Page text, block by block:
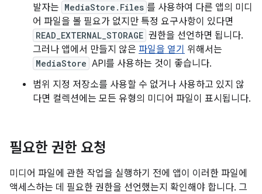
발자는 MediaStore.Files 를 사용하여 다른 앱의 미디
어 파일을 볼 필요가 없지만 특정 요구사항이 있다면
READ_EXTERNAL_STORAGE 권한을 선언하면 됩니다.
그러나 앱에서 만들지 않은 파일을 열기 위해서는
MediaStore API를 사용하는 것이 좋습니다.
범위 지정 저장소를 사용할 수 없거나 사용하고 있지 않
다면 컬렉션에는 모든 유형의 미디어 파일이 표시됩니다.
필요한 권한 요청
미디어 파일에 관한 작업을 실행하기 전에 앱이 이러한 파일에
액세스하는 데 필요한 권한을 선언했는지 확인해야 합니다. 그